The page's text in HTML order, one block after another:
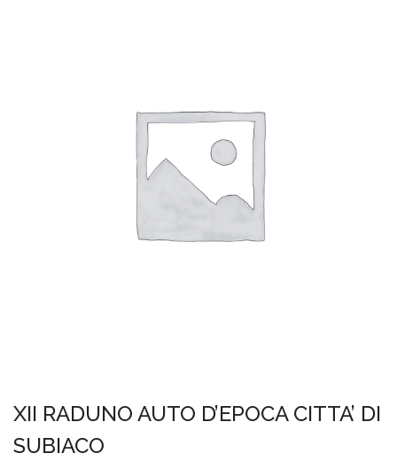
XII RADUNO AUTO D’EPOCA CITTA’ DI
SUBIACO